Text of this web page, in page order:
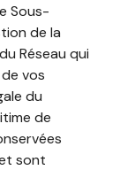
Sous-
de la
Réseau qui
vos
du
de
sont